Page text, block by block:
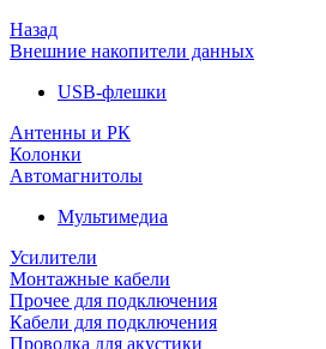
Назад
Внешние накопители данных
USB-флешки
Антенны и РК
Колонки
Автомагнитолы
Мультимедиа
Усилители
Монтажные кабели
Прочее для подключения
Кабели для подключения
Проводка для акустики